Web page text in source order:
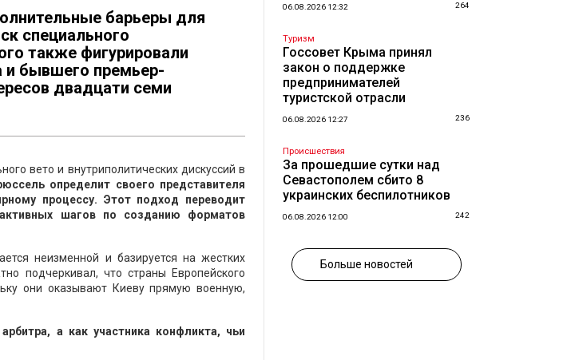
барьеры для
специального
также фигурировали
и бывшего премьер-
двадцати семи
вето и внутриполитических дискуссий в
определит своего представителя
процессу. Этот подход переводит
шагов по созданию форматов
неизменной и базируется на жестких
подчеркивал, что страны Европейского
они оказывают Киеву прямую военную,
а как участника конфликта, чьи
06.08.2026 12:32 264
Туризм
Госсовет Крыма принял
закон о поддержке
предпринимателей
туристской отрасли
06.08.2026 12:27 236
Происшествия
За прошедшие сутки над
Севастополем сбито 8
украинских беспилотников
06.08.2026 12:00 242
Больше новостей